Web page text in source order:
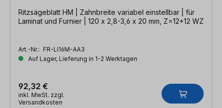
Ritzsägeblatt HM | Zahnbreite variabel einstellbar | für
Laminat und Furnier | 120 x 2,8-3,6 x 20 mm, Z=12+12 WZ
Art.-Nr.: FR-LI16M-AA3
Auf Lager, Lieferung in 1-2 Werktagen
92,32 €
inkl. MwSt. zzgl.
Versandkosten